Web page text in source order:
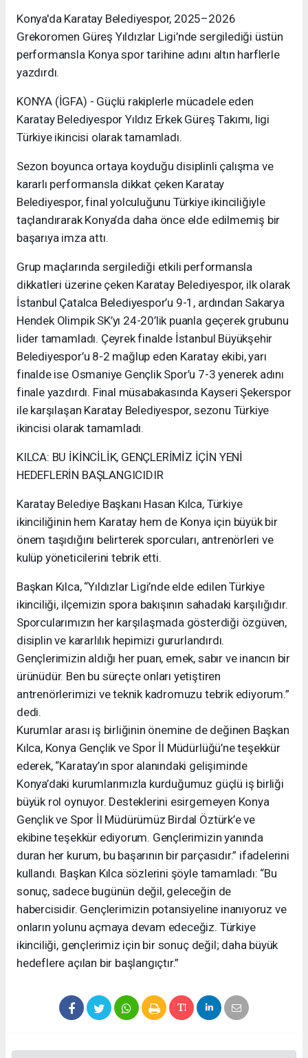
Konya'da Karatay Belediyespor, 2025–2026
Grekoromen Güreş Yıldızlar Ligi’nde sergilediği üstün
performansla Konya spor tarihine adını altın harflerle
yazdırdı.
KONYA (İGFA) - Güçlü rakiplerle mücadele eden
Karatay Belediyespor Yıldız Erkek Güreş Takımı, ligi
Türkiye ikincisi olarak tamamladı.
Sezon boyunca ortaya koyduğu disiplinli çalışma ve
kararlı performansla dikkat çeken Karatay
Belediyespor, final yolculuğunu Türkiye ikinciliğiyle
taçlandırarak Konya’da daha önce elde edilmemiş bir
başarıya imza attı.
Grup maçlarında sergilediği etkili performansla
dikkatleri üzerine çeken Karatay Belediyespor, ilk olarak
İstanbul Çatalca Belediyespor’u 9-1, ardından Sakarya
Hendek Olimpik SK’yı 24-20’lik puanla geçerek grubunu
lider tamamladı. Çeyrek finalde İstanbul Büyükşehir
Belediyespor’u 8-2 mağlup eden Karatay ekibi, yarı
finalde ise Osmaniye Gençlik Spor’u 7-3 yenerek adını
finale yazdırdı. Final müsabakasında Kayseri Şekerspor
ile karşılaşan Karatay Belediyespor, sezonu Türkiye
ikincisi olarak tamamladı.
KILCA: BU İKİNCİLİK, GENÇLERİMİZ İÇİN YENİ
HEDEFLERİN BAŞLANGICIDIR
Karatay Belediye Başkanı Hasan Kılca, Türkiye
ikinciliğinin hem Karatay hem de Konya için büyük bir
önem taşıdığını belirterek sporcuları, antrenörleri ve
kulüp yöneticilerini tebrik etti.
Başkan Kılca, “Yıldızlar Ligi’nde elde edilen Türkiye
ikinciliği, ilçemizin spora bakışının sahadaki karşılığıdır.
Sporcularımızın her karşılaşmada gösterdiği özgüven,
disiplin ve kararlılık hepimizi gururlandırdı.
Gençlerimizin aldığı her puan, emek, sabır ve inancın bir
ürünüdür. Ben bu süreçte onları yetiştiren
antrenörlerimizi ve teknik kadromuzu tebrik ediyorum.”
dedi.
Kurumlar arası iş birliğinin önemine de değinen Başkan
Kılca, Konya Gençlik ve Spor İl Müdürlüğü’ne teşekkür
ederek, “Karatay’ın spor alanındaki gelişiminde
Konya’daki kurumlarımızla kurduğumuz güçlü iş birliği
büyük rol oynuyor. Desteklerini esirgemeyen Konya
Gençlik ve Spor İl Müdürümüz Birdal Öztürk’e ve
ekibine teşekkür ediyorum. Gençlerimizin yanında
duran her kurum, bu başarının bir parçasıdır.” ifadelerini
kullandı. Başkan Kılca sözlerini şöyle tamamladı: “Bu
sonuç, sadece bugünün değil, geleceğin de
habercisidir. Gençlerimizin potansiyeline inanıyoruz ve
onların yolunu açmaya devam edeceğiz. Türkiye
ikinciliği, gençlerimiz için bir sonuç değil; daha büyük
hedeflere açılan bir başlangıçtır.”